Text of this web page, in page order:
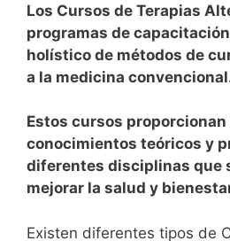
Los Cursos de Terapias
programas de
holístico de métodos de
a la medicina
Estos cursos
conocimientos teóricos y
diferentes disciplinas que
mejorar la salud y
Existen diferentes tipos de